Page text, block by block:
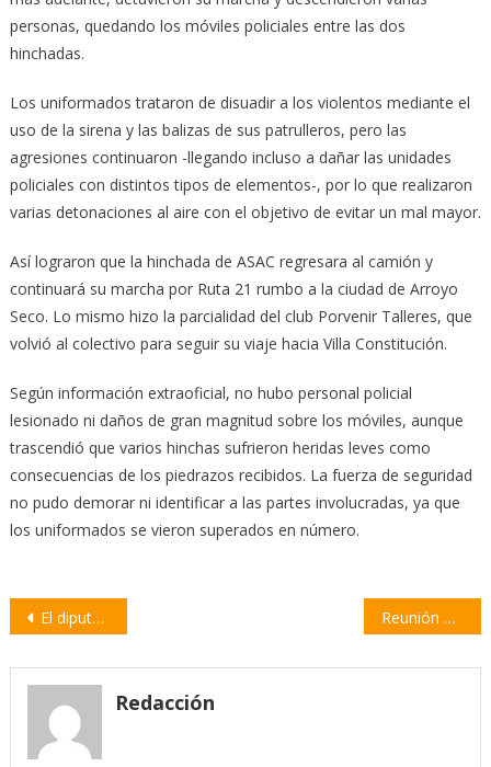
personas, quedando los móviles policiales entre las dos
hinchadas.
Los uniformados trataron de disuadir a los violentos mediante el
uso de la sirena y las balizas de sus patrulleros, pero las
agresiones continuaron -llegando incluso a dañar las unidades
policiales con distintos tipos de elementos-, por lo que realizaron
varias detonaciones al aire con el objetivo de evitar un mal mayor.
Así lograron que la hinchada de ASAC regresara al camión y
continuará su marcha por Ruta 21 rumbo a la ciudad de Arroyo
Seco. Lo mismo hizo la parcialidad del club Porvenir Talleres, que
volvió al colectivo para seguir su viaje hacia Villa Constitución.
Según información extraoficial, no hubo personal policial
lesionado ni daños de gran magnitud sobre los móviles, aunque
trascendió que varios hinchas sufrieron heridas leves como
consecuencias de los piedrazos recibidos. La fuerza de seguridad
no pudo demorar ni identificar a las partes involucradas, ya que
los uniformados se vieron superados en número.
Navegación
entradas
El diputado Marcos Cleri estuvo con dirigentes y delegados de la UOM Reunión de diputados y diputadas nacionales por un «proyecto conjunto» de Ley de Humedales
Redacción